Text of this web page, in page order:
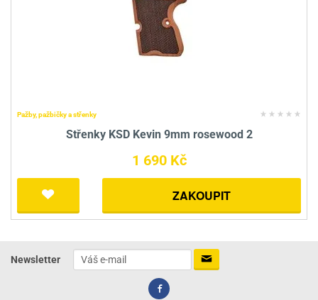
Pažby, pažbičky a střenky
Střenky KSD Kevin 9mm rosewood 2
1 690 Kč
ZAKOUPIT
Newsletter